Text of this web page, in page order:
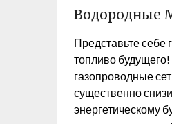
Водородные
Представьте себе
топливо
газопроводные
существенно
энергетическому